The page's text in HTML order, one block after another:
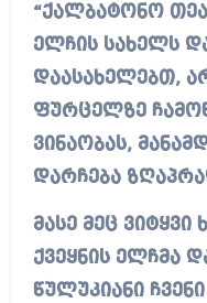
“ქალბატონო
ელჩის სახელს
დაასახელებთ,
ფურცელზე
ვინაობას,
დარჩება
მასე მეც
ქვეყნის ელჩმა
წულუკიანი